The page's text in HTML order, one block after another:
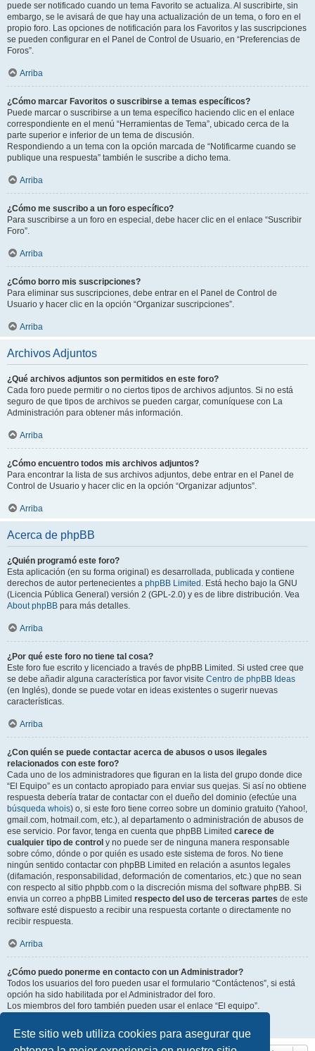
Este sitio web utiliza cookies para asegurar que
puede ser notificado cuando un tema Favorito se actualiza. Al suscribirte, sin
embargo, se le avisará de que hay una actualización de un tema, o foro en el
propio foro. Las opciones de notificación para los Favoritos y las suscripciones
se pueden configurar en el Panel de Control de Usuario, en “Preferencias de
Foros”.
Arriba
¿Cómo marcar Favoritos o suscribirse a temas específicos?
Puede marcar o suscribirse a un tema específico haciendo clic en el enlace
correspondiente en el menú “Herramientas de Tema”, ubicado cerca de la
parte superior e inferior de un tema de discusión.
Respondiendo a un tema con la opción marcada de “Notificarme cuando se
publique una respuesta” también le suscribe a dicho tema.
Arriba
¿Cómo me suscribo a un foro específico?
Para suscribirse a un foro en especial, debe hacer clic en el enlace “Suscribir
Foro”.
Arriba
¿Cómo borro mis suscripciones?
Para eliminar sus suscripciones, debe entrar en el Panel de Control de
Usuario y hacer clic en la opción “Organizar suscripciones”.
Arriba
Archivos Adjuntos
¿Qué archivos adjuntos son permitidos en este foro?
Cada foro puede permitir o no ciertos tipos de archivos adjuntos. Si no está
seguro de que tipos de archivos se pueden cargar, comuníquese con La
Administración para obtener más información.
Arriba
¿Cómo encuentro todos mis archivos adjuntos?
Para encontrar la lista de sus archivos adjuntos, debe entrar en el Panel de
Control de Usuario y hacer clic en la opción “Organizar adjuntos”.
Arriba
Acerca de phpBB
¿Quién programó este foro?
Esta aplicación (en su forma original) es desarrollada, publicada y contiene
derechos de autor pertenecientes a phpBB Limited . Está hecho bajo la GNU
(Licencia Pública General) versión 2 (GPL-2.0) y es de libre distribución. Vea
About phpBB para más detalles.
Arriba
¿Por qué este foro no tiene tal cosa?
Este foro fue escrito y licenciado a través de phpBB Limited. Si usted cree que
se debe añadir alguna característica por favor visite Centro de phpBB Ideas
(en Inglés), donde se puede votar en ideas existentes o sugerir nuevas
características.
Arriba
¿Con quién se puede contactar acerca de abusos o usos ilegales
relacionados con este foro?
Cada uno de los administradores que figuran en la lista del grupo donde dice
“El Equipo” es un contacto apropiado para enviar sus quejas. Si así no obtiene
respuesta debería tratar de contactar con el dueño del dominio (efectúe una
búsqueda whois) o, si este foro tiene correo sobre un dominio gratuito (Yahoo!,
gmail.com, hotmail.com, etc.), al departamento o administración de abusos de
ese servicio. Por favor, tenga en cuenta que phpBB Limited carece de
cualquier tipo de control y no puede ser de ninguna manera responsable
sobre cómo, dónde o por quién es usado este sistema de foros. No tiene
ningún sentido contactar con phpBB Limited en relación a asuntos legales
(difamación, responsabilidad, deformación de comentarios, etc.) que no sean
con respecto al sitio phpbb.com o la discreción misma del software phpBB. Si
envia un correo a phpBB Limited respecto del uso de terceras partes de este
software esté dispuesto a recibir una respuesta cortante o directamente no
recibir respuesta.
Arriba
¿Cómo puedo ponerme en contacto con un Administrador?
Todos los usuarios del foro pueden usar el formulario “Contáctenos”, si está
opción ha sido habilitada por el Administrador del foro.
Los miembros del foro también pueden usar el enlace “El equipo”.
Arriba